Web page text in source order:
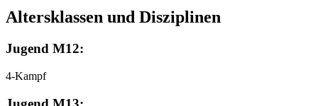
Altersklassen und Disziplinen
Jugend M12:
4-Kampf